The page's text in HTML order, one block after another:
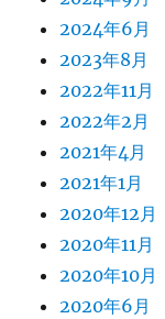
2024年6月
2023年8月
2022年11月
2022年2月
2021年4月
2021年1月
2020年12月
2020年11月
2020年10月
2020年6月